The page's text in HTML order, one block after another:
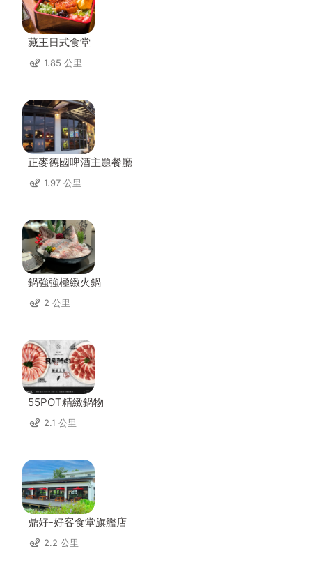
藏王日式食堂
1.85 公里
正麥德國啤酒主題餐廳
1.97 公里
鍋強強極緻火鍋
2 公里
55POT精緻鍋物
2.1 公里
鼎好-好客食堂旗艦店
2.2 公里